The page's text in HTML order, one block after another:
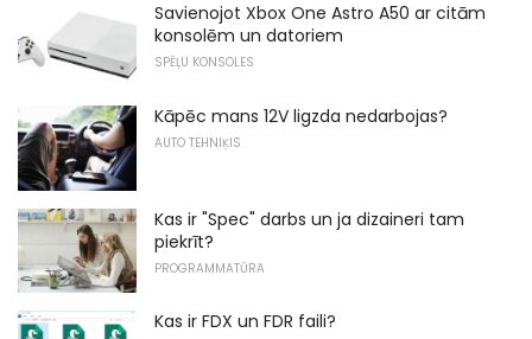
Savienojot Xbox One Astro A50 ar citām
konsolēm un datoriem
SPĒĻU KONSOLES
Kāpēc mans 12V ligzda nedarbojas?
AUTO TEHNIĶIS
Kas ir "Spec" darbs un ja dizaineri tam
piekrīt?
PROGRAMMATŪRA
Kas ir FDX un FDR faili?